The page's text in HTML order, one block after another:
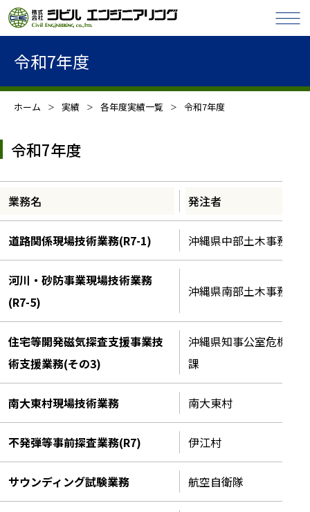
令和7年度
ホーム 実績 各年度実績一覧 令和7年度
令和7年度
業務名 発注者
道路関係現場技術業務(R7-1) 沖縄県中部土木事務所
河川・砂防事業現場技術業務
(R7-5)
沖縄県南部土木事務所
住宅等開発磁気探査支援事業技
術支援業務(その3)
沖縄県知事公室危機管理
課
南大東村現場技術業務 南大東村
不発弾等事前探査業務(R7) 伊江村
サウンディング試験業務 航空自衛隊